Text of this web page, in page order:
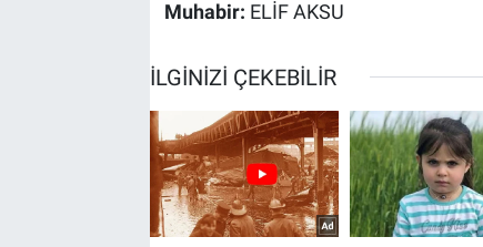
Muhabir: ELİF AKSU